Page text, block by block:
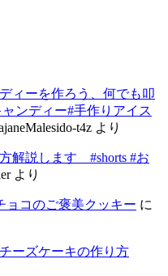
ィーを作ろう、何でも叩
ンディー#手作りアイス
t4z より
解説します #shorts #お
より
ョコのご褒美クッキー に
ーズケーキの作り方